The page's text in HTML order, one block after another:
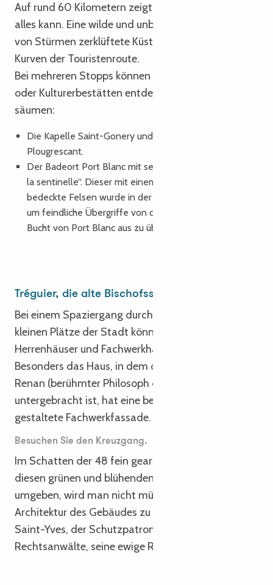
Auf rund 60 Kilometern zeigt das Meer hier, dass es
alles kann. Eine wilde und unberührte, felsige und
von Stürmen zerklüftete Küste enthüllt sich in den
Kurven der Touristenroute.
Bei mehreren Stopps können Sie grandiose Natur-
oder Kulturerbestätten entdecken, die diese Route
säumen:
Die Kapelle Saint-Gonery und der Gouffre in
Plougrescant.
Der Badeort Port Blanc mit seinem Felsen „Rocher de
la sentinelle“. Dieser mit einem Wachhäuschen
bedeckte Felsen wurde in der Vergangenheit genutzt,
um feindliche Übergriffe von den kleinen Inseln in der
Bucht von Port Blanc aus zu überwachen.
Tréguier, die alte Bischofsstadt
Bei einem Spaziergang durch die Gassen und
kleinen Plätze der Stadt können Sie die zahlreichen
Herrenhäuser und Fachwerkhäuser entdecken.
Besonders das Haus, in dem das Museum Ernest
Renan (berühmter Philosoph des 19. Jahrhunderts)
untergebracht ist, hat eine besonders kunstvoll
gestaltete Fachwerkfassade.
Besuchen Sie den Kreuzgang.
Im Schatten der 48 fein gearbeiteten Arkaden, die
diesen grünen und blühenden Ort des Friedens
umgeben, wird man nicht müde, die komplexe
Architektur des Gebäudes zu bewundern, in dem
Saint-Yves, der Schutzpatron der Bretonen und der
Rechtsanwälte, seine ewige Ruhe gefunden hat.